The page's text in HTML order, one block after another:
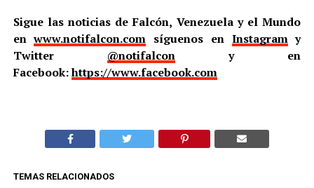
Sigue las noticias de Falcón, Venezuela y el Mundo
enwww.notifalcon.com síguenos en Instagramy
Twitter @notifalcony en
Facebook:https://www.facebook.com
TEMAS RELACIONADOS